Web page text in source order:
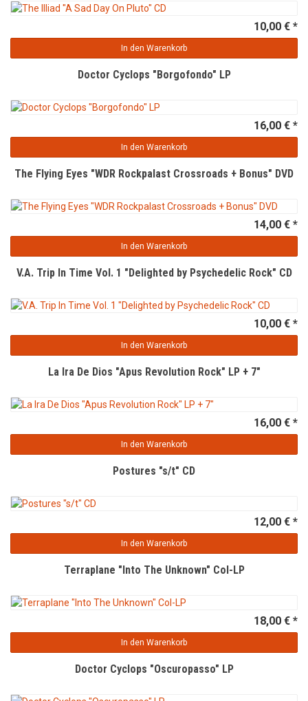
10,00 € *
In den Warenkorb
Doctor Cyclops "Borgofondo" LP
16,00 € *
In den Warenkorb
The Flying Eyes "WDR Rockpalast Crossroads + Bonus" DVD
14,00 € *
In den Warenkorb
V.A. Trip In Time Vol. 1 "Delighted by Psychedelic Rock" CD
10,00 € *
In den Warenkorb
La Ira De Dios "Apus Revolution Rock" LP + 7"
16,00 € *
In den Warenkorb
Postures "s/t" CD
12,00 € *
In den Warenkorb
Terraplane "Into The Unknown" Col-LP
18,00 € *
In den Warenkorb
Doctor Cyclops "Oscuropasso" LP